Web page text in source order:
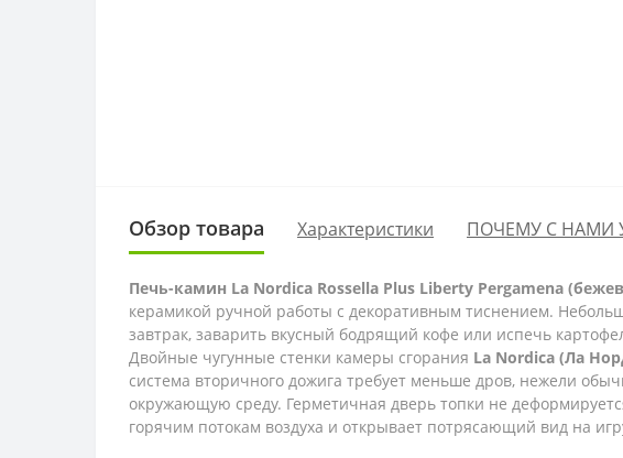
Обзор товара Характеристики ПОЧЕМУ С НАМИ
Печь-камин La Nordica Rossella Plus Liberty Pergamena
керамикой ручной работы с декоративным тиснением.
завтрак, заварить вкусный бодрящий кофе или испечь
Двойные чугунные стенки камеры сгорания La Nordica (Ла
система вторичного дожига требует меньше дров, нежели
окружающую среду. Герметичная дверь топки не
горячим потокам воздуха и открывает потрясающий вид на